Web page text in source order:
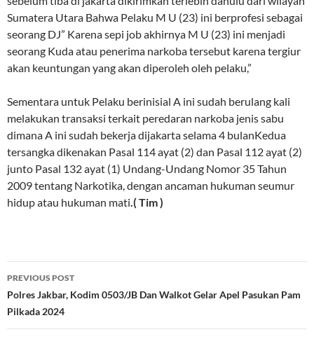
Sumatera Utara Bahwa Pelaku M U (23) ini berprofesi sebagai
seorang DJ” Karena sepi job akhirnya M U (23) ini menjadi
seorang Kuda atau penerima narkoba tersebut karena tergiur
akan keuntungan yang akan diperoleh oleh pelaku,”
Sementara untuk Pelaku berinisial A ini sudah berulang kali
melakukan transaksi terkait peredaran narkoba jenis sabu
dimana A ini sudah bekerja dijakarta selama 4 bulanKedua
tersangka dikenakan Pasal 114 ayat (2) dan Pasal 112 ayat (2)
junto Pasal 132 ayat (1) Undang-Undang Nomor 35 Tahun
2009 tentang Narkotika, dengan ancaman hukuman seumur
hidup atau hukuman mati.( Tim )
Post
navigation
PREVIOUS POST
Polres Jakbar, Kodim 0503/JB Dan Walkot Gelar Apel Pasukan Pam
Pilkada 2024